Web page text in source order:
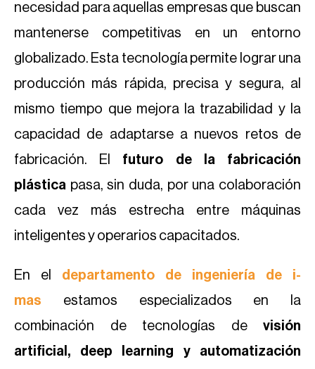
necesidad para aquellas empresas que buscan
mantenerse competitivas en un entorno
globalizado. Esta tecnología permite lograr una
producción más rápida, precisa y segura, al
mismo tiempo que mejora la trazabilidad y la
capacidad de adaptarse a nuevos retos de
fabricación. El futuro de la fabricación
plástica pasa, sin duda, por una colaboración
cada vez más estrecha entre máquinas
inteligentes y operarios capacitados.
En el departamento de ingeniería de i-
mas
estamos especializados en la
combinación de tecnologías de visión
artificial, deep learning y automatización